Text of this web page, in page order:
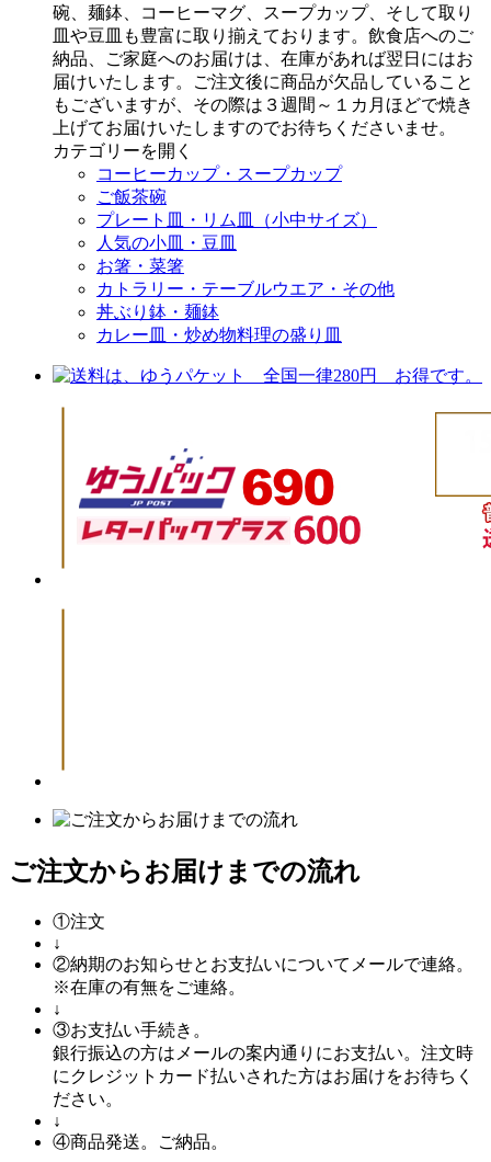
碗、麺鉢、コーヒーマグ、スープカップ、そして取り
皿や豆皿も豊富に取り揃えております。飲食店へのご
納品、ご家庭へのお届けは、在庫があれば翌日にはお
届けいたします。ご注文後に商品が欠品していること
もございますが、その際は３週間～１カ月ほどで焼き
上げてお届けいたしますのでお待ちくださいませ。
カテゴリーを開く
コーヒーカップ・スープカップ
ご飯茶碗
プレート皿・リム皿（小中サイズ）
人気の小皿・豆皿
お箸・菜箸
カトラリー・テーブルウエア・その他
丼ぶり鉢・麺鉢
カレー皿・炒め物料理の盛り皿
ご注文からお届けまでの流れ
①注文
↓
②納期のお知らせとお支払いについてメールで連絡。
※在庫の有無をご連絡。
↓
③お支払い手続き。
銀行振込の方はメールの案内通りにお支払い。注文時
にクレジットカード払いされた方はお届けをお待ちく
ださい。
↓
④商品発送。ご納品。